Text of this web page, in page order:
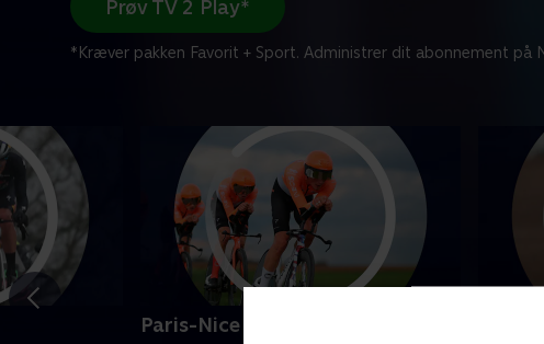
Prøv TV 2 Play*
*Kræver pakken Favorit + Sport. Administrer dit abonnement på
Paris-Nice - 3. etape